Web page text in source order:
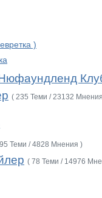
)
( 235 Теми / 23132
Теми / 4828 Мнения )
( 78 Теми / 14976